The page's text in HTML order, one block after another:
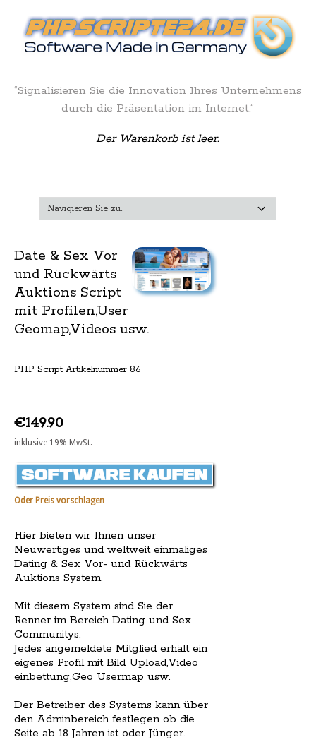
“Signalisieren Sie die Innovation Ihres Unternehmens
durch die Präsentation im Internet.”
Der Warenkorb ist leer.
Date & Sex Vor
und Rückwärts
Auktions Script
mit Profilen,User
Geomap,Videos usw.
PHP Script Artikelnummer 86
€149.90
inklusive 19% MwSt.
Oder Preis vorschlagen
Hier bieten wir Ihnen unser
Neuwertiges und weltweit einmaliges
Dating & Sex Vor- und Rückwärts
Auktions System.
Mit diesem System sind Sie der
Renner im Bereich Dating und Sex
Communitys.
Jedes angemeldete Mitglied erhält ein
eigenes Profil mit Bild Upload,Video
einbettung,Geo Usermap usw.
Der Betreiber des Systems kann über
den Adminbereich festlegen ob die
Seite ab 18 Jahren ist oder Jünger.